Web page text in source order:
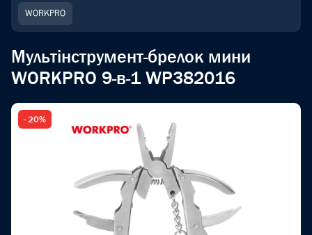
WORKPRO
Мультінструмент-брелок мини
WORKPRO 9-в-1 WP382016
- 20%